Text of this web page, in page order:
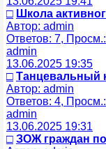
□ Школа
Автор: admin
Ответов: 7,
admin
13.06.2025 19:35
□ Танцевальный
Автор: admin
Ответов: 4,
admin
13.06.2025 19:31
□ ЗОЖ граждан